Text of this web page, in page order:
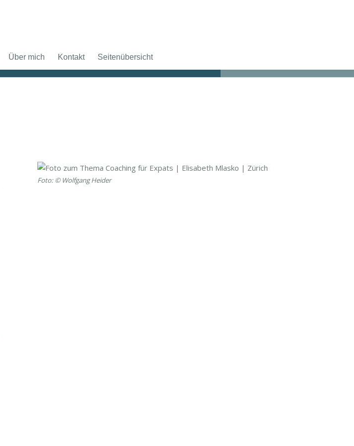
Über mich Kontakt Seitenübersicht
Foto: © Wolfgang Heider